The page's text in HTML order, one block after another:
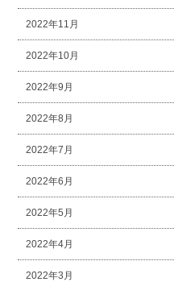
2022年11月
2022年10月
2022年9月
2022年8月
2022年7月
2022年6月
2022年5月
2022年4月
2022年3月